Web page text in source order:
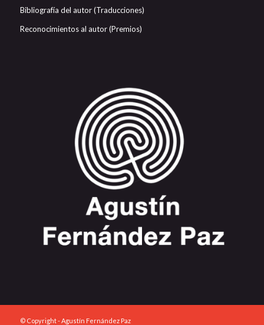
Bibliografía del autor (Traducciones)
Reconocimientos al autor (Premios)
© Copyright - Agustín Fernández Paz